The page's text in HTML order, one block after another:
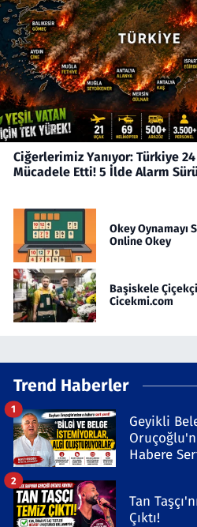
Ciğerlerimiz Yanıyor: Türkiye
Mücadele Etti! 5 İlde Alarm
Okey Oynamayı
Online Okey
Başiskele
Cicekmi.com
Trend Haberler
Geyikli
Habere
1
Tan
Çıktı!
2